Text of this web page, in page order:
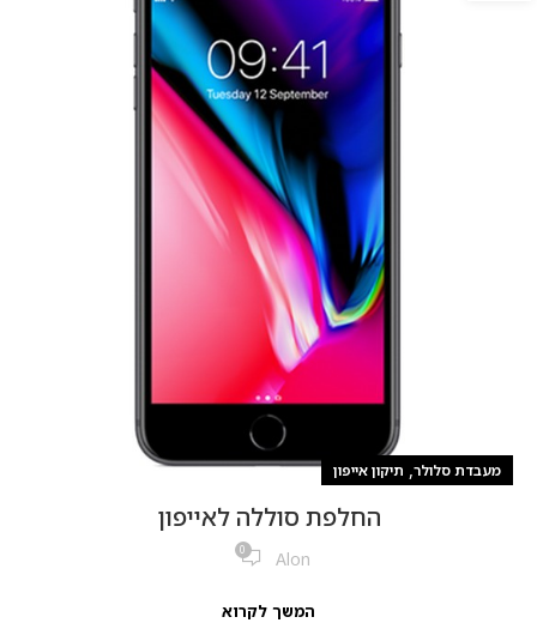
מעבדת סלולר, תיקון אייפון
החלפת סוללה לאייפון
Alon
0
המשך לקרוא